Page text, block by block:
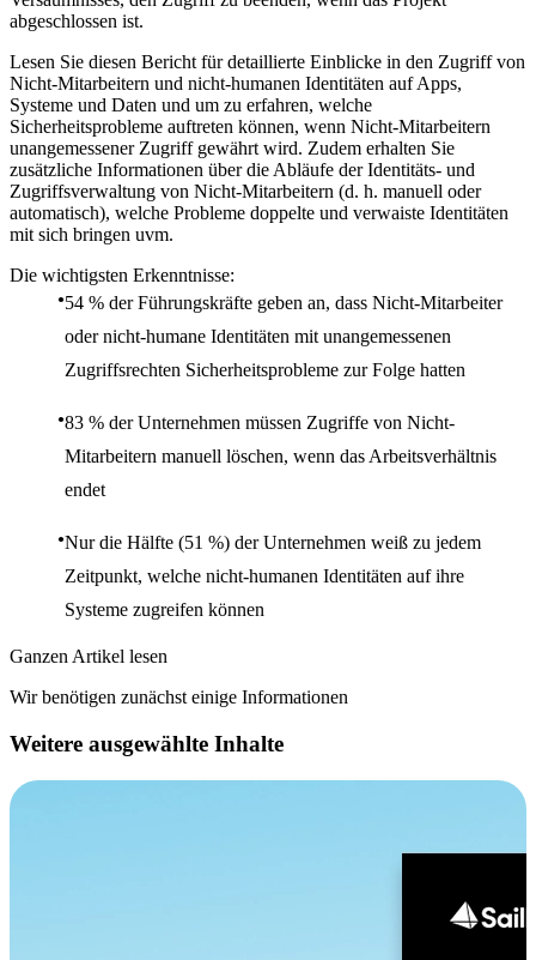
abgeschlossen ist.
Lesen Sie diesen Bericht für detaillierte Einblicke in den Zugriff von
Nicht-Mitarbeitern und nicht-humanen Identitäten auf Apps,
Systeme und Daten und um zu erfahren, welche
Sicherheitsprobleme auftreten können, wenn Nicht-Mitarbeitern
unangemessener Zugriff gewährt wird. Zudem erhalten Sie
zusätzliche Informationen über die Abläufe der Identitäts- und
Zugriffsverwaltung von Nicht-Mitarbeitern (d. h. manuell oder
automatisch), welche Probleme doppelte und verwaiste Identitäten
mit sich bringen uvm.
Die wichtigsten Erkenntnisse:
54 % der Führungskräfte geben an, dass Nicht-Mitarbeiter
oder nicht-humane Identitäten mit unangemessenen
Zugriffsrechten Sicherheitsprobleme zur Folge hatten
83 % der Unternehmen müssen Zugriffe von Nicht-
Mitarbeitern manuell löschen, wenn das Arbeitsverhältnis
endet
Nur die Hälfte (51 %) der Unternehmen weiß zu jedem
Zeitpunkt, welche nicht-humanen Identitäten auf ihre
Systeme zugreifen können
Ganzen Artikel lesen
Wir benötigen zunächst einige Informationen
Weitere ausgewählte Inhalte